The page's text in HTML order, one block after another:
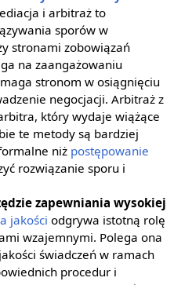
i arbitraż to
sporów w
stronami zobowiązań
na zaangażowaniu
stronom w osiągnięciu
negocjacji. Arbitraż z
który wydaje wiążące
te metody są bardziej
niż postępowanie
rozwiązanie sporu i
zapewniania wysokiej
jakości odgrywa istotną rolę
wzajemnymi. Polega ona
świadczeń w ramach
procedur i